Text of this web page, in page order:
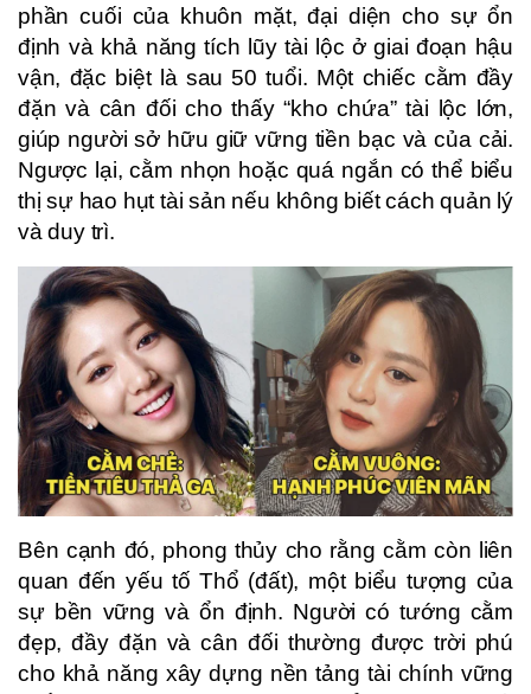
phần cuối của khuôn mặt, đại diện cho sự ổn
định và khả năng tích lũy tài lộc ở giai đoạn hậu
vận, đặc biệt là sau 50 tuổi. Một chiếc cằm đầy
đặn và cân đối cho thấy “kho chứa” tài lộc lớn,
giúp người sở hữu giữ vững tiền bạc và của cải.
Ngược lại, cằm nhọn hoặc quá ngắn có thể biểu
thị sự hao hụt tài sản nếu không biết cách quản lý
và duy trì.
Bên cạnh đó, phong thủy cho rằng cằm còn liên
quan đến yếu tố Thổ (đất), một biểu tượng của
sự bền vững và ổn định. Người có tướng cằm
đẹp, đầy đặn và cân đối thường được trời phú
cho khả năng xây dựng nền tảng tài chính vững